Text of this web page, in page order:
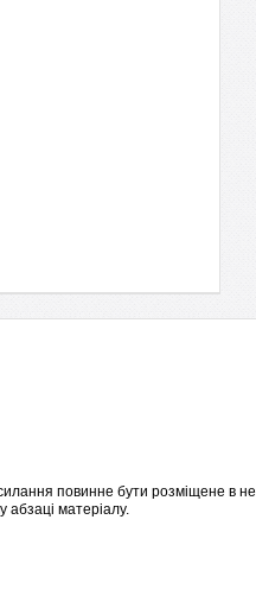
повинне бути розміщене в
абзаці матеріалу.